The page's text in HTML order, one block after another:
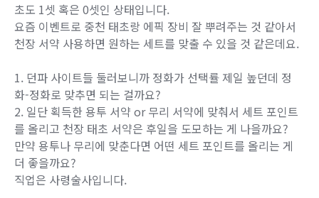
초도 1셋 혹은 0셋인 상태입니다.
요즘 이벤트로 중천 태초랑 에픽 장비 잘 뿌려주는 것 같아서
천장 서약 사용하면 원하는 세트를 맞출 수 있을 것 같은데요.
1. 던파 사이트들 둘러보니까 정화가 선택률 제일 높던데 정
화-정화로 맞추면 되는 걸까요?
2. 일단 획득한 용투 서약 or 무리 서약에 맞춰서 세트 포인트
를 올리고 천장 태초 서약은 후일을 도모하는 게 나을까요?
만약 용투나 무리에 맞춘다면 어떤 세트 포인트를 올리는 게
더 좋을까요?
직업은 사령술사입니다.